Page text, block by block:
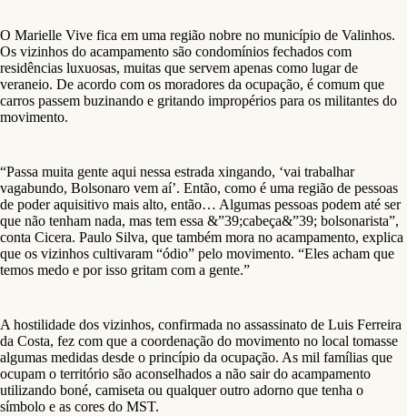
O Marielle Vive fica em uma região nobre no município de Valinhos.
Os vizinhos do acampamento são condomínios fechados com
residências luxuosas, muitas que servem apenas como lugar de
veraneio. De acordo com os moradores da ocupação, é comum que
carros passem buzinando e gritando impropérios para os militantes do
movimento.
“Passa muita gente aqui nessa estrada xingando, ‘vai trabalhar
vagabundo, Bolsonaro vem aí’. Então, como é uma região de pessoas
de poder aquisitivo mais alto, então… Algumas pessoas podem até ser
que não tenham nada, mas tem essa &”39;cabeça&”39; bolsonarista”,
conta Cicera. Paulo Silva, que também mora no acampamento, explica
que os vizinhos cultivaram “ódio” pelo movimento. “Eles acham que
temos medo e por isso gritam com a gente.”
A hostilidade dos vizinhos, confirmada no assassinato de Luis Ferreira
da Costa, fez com que a coordenação do movimento no local tomasse
algumas medidas desde o princípio da ocupação. As mil famílias que
ocupam o território são aconselhados a não sair do acampamento
utilizando boné, camiseta ou qualquer outro adorno que tenha o
símbolo e as cores do MST.